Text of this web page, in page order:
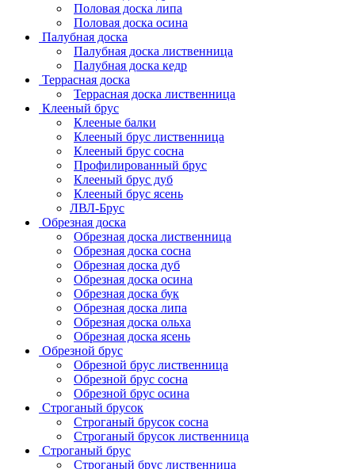
Половая доска липа
Половая доска осина
Палубная доска
Палубная доска лиственница
Палубная доска кедр
Террасная доска
Террасная доска лиственница
Клееный брус
Клееные балки
Клееный брус лиственница
Клееный брус сосна
Профилированный брус
Клееный брус дуб
Клееный брус ясень
ЛВЛ-Брус
Обрезная доска
Обрезная доска лиственница
Обрезная доска сосна
Обрезная доска дуб
Обрезная доска осина
Обрезная доска бук
Обрезная доска липа
Обрезная доска ольха
Обрезная доска ясень
Обрезной брус
Обрезной брус лиственница
Обрезной брус сосна
Обрезной брус осина
Строганый брусок
Строганый брусок сосна
Строганый брусок лиственница
Строганый брус
Строганый брус лиственница